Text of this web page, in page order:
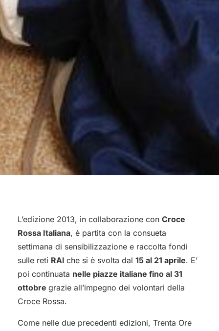
L’edizione 2013, in collaborazione con Croce
Rossa Italiana, è partita con la consueta
settimana di sensibilizzazione e raccolta fondi
sulle reti RAI che si è svolta dal 15 al 21 aprile. E’
poi continuata nelle piazze italiane fino al 31
ottobre grazie all’impegno dei volontari della
Croce Rossa.
Come nelle due precedenti edizioni, Trenta Ore